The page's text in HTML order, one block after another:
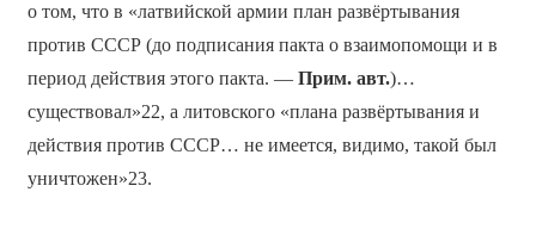
о том, что в «латвийской армии план развёртывания
против СССР (до подписания пакта о взаимопомощи и в
период действия этого пакта. — Прим. авт.)…
существовал»22, а литовского «плана развёртывания и
действия против СССР… не имеется, видимо, такой был
уничтожен»23.